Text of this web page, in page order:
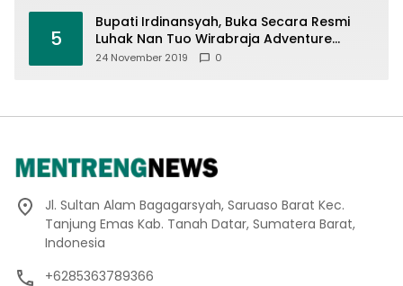
5
Bupati Irdinansyah, Buka Secara Resmi
Luhak Nan Tuo Wirabraja Adventure
Offroad 2019
24 November 2019 0
Jl. Sultan Alam Bagagarsyah, Saruaso Barat Kec.
Tanjung Emas Kab. Tanah Datar, Sumatera Barat,
Indonesia
+6285363789366